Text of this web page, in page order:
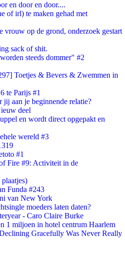
en door en door....
of irl) te maken gehad met
vrouw op de grond, onderzoek gestart
sack of shit.
steeds dommer" #2
Toetjes & Bevers & Zwemmen in
te Parijs #1
jij aan je beginnende relatie?
deel
en wordt direct opgepakt en
wereld #3
#1
Fire #9: Activiteit in de
Funda #243
van New York
moeders laten daten?
- Caro Claire Burke
1 miljoen in hotel centrum Haarlem
Gracefully Was Never Really